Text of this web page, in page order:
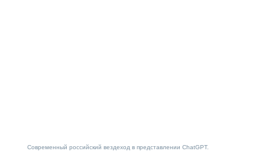
Современный российский вездеход в представлении ChatGPT.